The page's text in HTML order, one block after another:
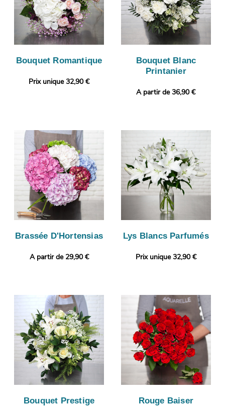
Bouquet Romantique
Prix unique 32,90 €
Bouquet Blanc
Printanier
A partir de 36,90 €
Brassée D'Hortensias
A partir de 29,90 €
Lys Blancs Parfumés
Prix unique 32,90 €
Bouquet Prestige Rouge Baiser